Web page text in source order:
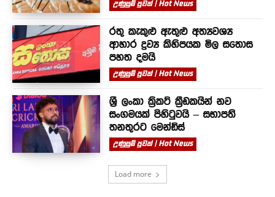
උණුසුම් පුවත් | Hot News
රතු කැකුළු ඇතුළු අත්‍යවශ්‍ය
ආහාර ද්‍රව්‍ය කිහිපයක මිල සතොස
පහත දමයි
උණුසුම් පුවත් | Hot News
ශ්‍රී ලංකා ක්‍රිකට් ක්‍රීඩකයින් නව
සංගමයක් පිහිටුවයි – සභාපති
තනතුරට මෙන්ඩිස්
උණුසුම් පුවත් | Hot News
Load more